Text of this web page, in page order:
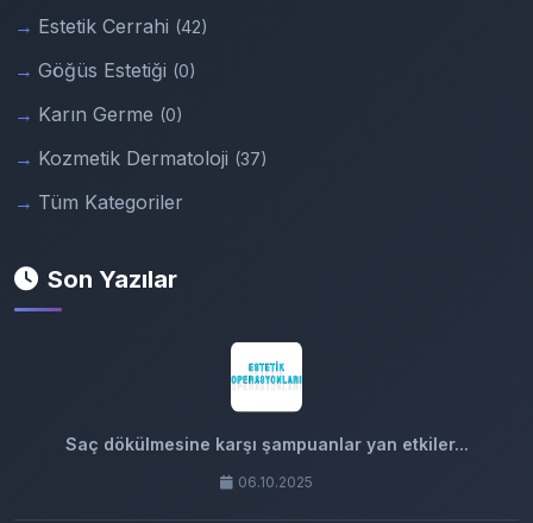
Estetik Cerrahi (42)
Göğüs Estetiği (0)
Karın Germe (0)
Kozmetik Dermatoloji (37)
Tüm Kategoriler
Son Yazılar
Saç dökülmesine karşı şampuanlar yan etkiler...
06.10.2025